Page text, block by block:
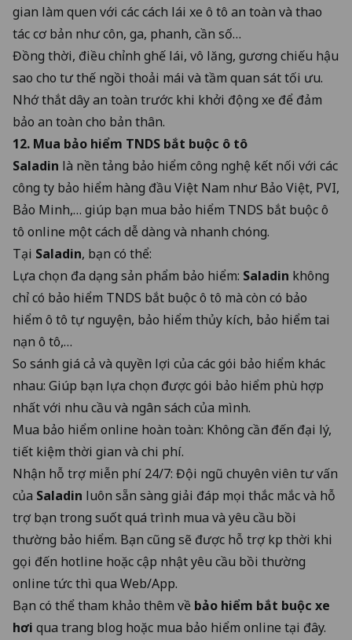
gian làm quen với các cách lái xe ô tô an toàn và thao
tác cơ bản như côn, ga, phanh, cần số…
Đồng thời, điều chỉnh ghế lái, vô lăng, gương chiếu hậu
sao cho tư thế ngồi thoải mái và tầm quan sát tối ưu.
Nhớ thắt dây an toàn trước khi khởi động xe để đảm
bảo an toàn cho bản thân.
12. Mua bảo hiểm TNDS bắt buộc ô tô
Saladin là nền tảng bảo hiểm công nghệ kết nối với các
công ty bảo hiểm hàng đầu Việt Nam như Bảo Việt, PVI,
Bảo Minh,… giúp bạn mua bảo hiểm TNDS bắt buộc ô
tô online một cách dễ dàng và nhanh chóng.
Tại Saladin, bạn có thể:
Lựa chọn đa dạng sản phẩm bảo hiểm: Saladin không
chỉ có bảo hiểm TNDS bắt buộc ô tô mà còn có bảo
hiểm ô tô tự nguyện, bảo hiểm thủy kích, bảo hiểm tai
nạn ô tô,…
So sánh giá cả và quyền lợi của các gói bảo hiểm khác
nhau: Giúp bạn lựa chọn được gói bảo hiểm phù hợp
nhất với nhu cầu và ngân sách của mình.
Mua bảo hiểm online hoàn toàn: Không cần đến đại lý,
tiết kiệm thời gian và chi phí.
Nhận hỗ trợ miễn phí 24/7: Đội ngũ chuyên viên tư vấn
của Saladin luôn sẵn sàng giải đáp mọi thắc mắc và hỗ
trợ bạn trong suốt quá trình mua và yêu cầu bồi
thường bảo hiểm. Bạn cũng sẽ được hỗ trợ kịp thời khi
gọi đến hotline hoặc cập nhật yêu cầu bồi thường
online tức thì qua Web/App.
Bạn có thể tham khảo thêm về bảo hiểm bắt buộc xe
hơi qua trang blog hoặc mua bảo hiểm online tại đây.